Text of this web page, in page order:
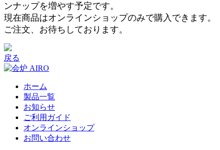
ンナップを増やす予定です。
現在商品はオンラインショップのみで購入できます。
ご注文、お待ちしております。
戻る
ホーム
製品一覧
お知らせ
ご利用ガイド
オンラインショップ
お問い合わせ